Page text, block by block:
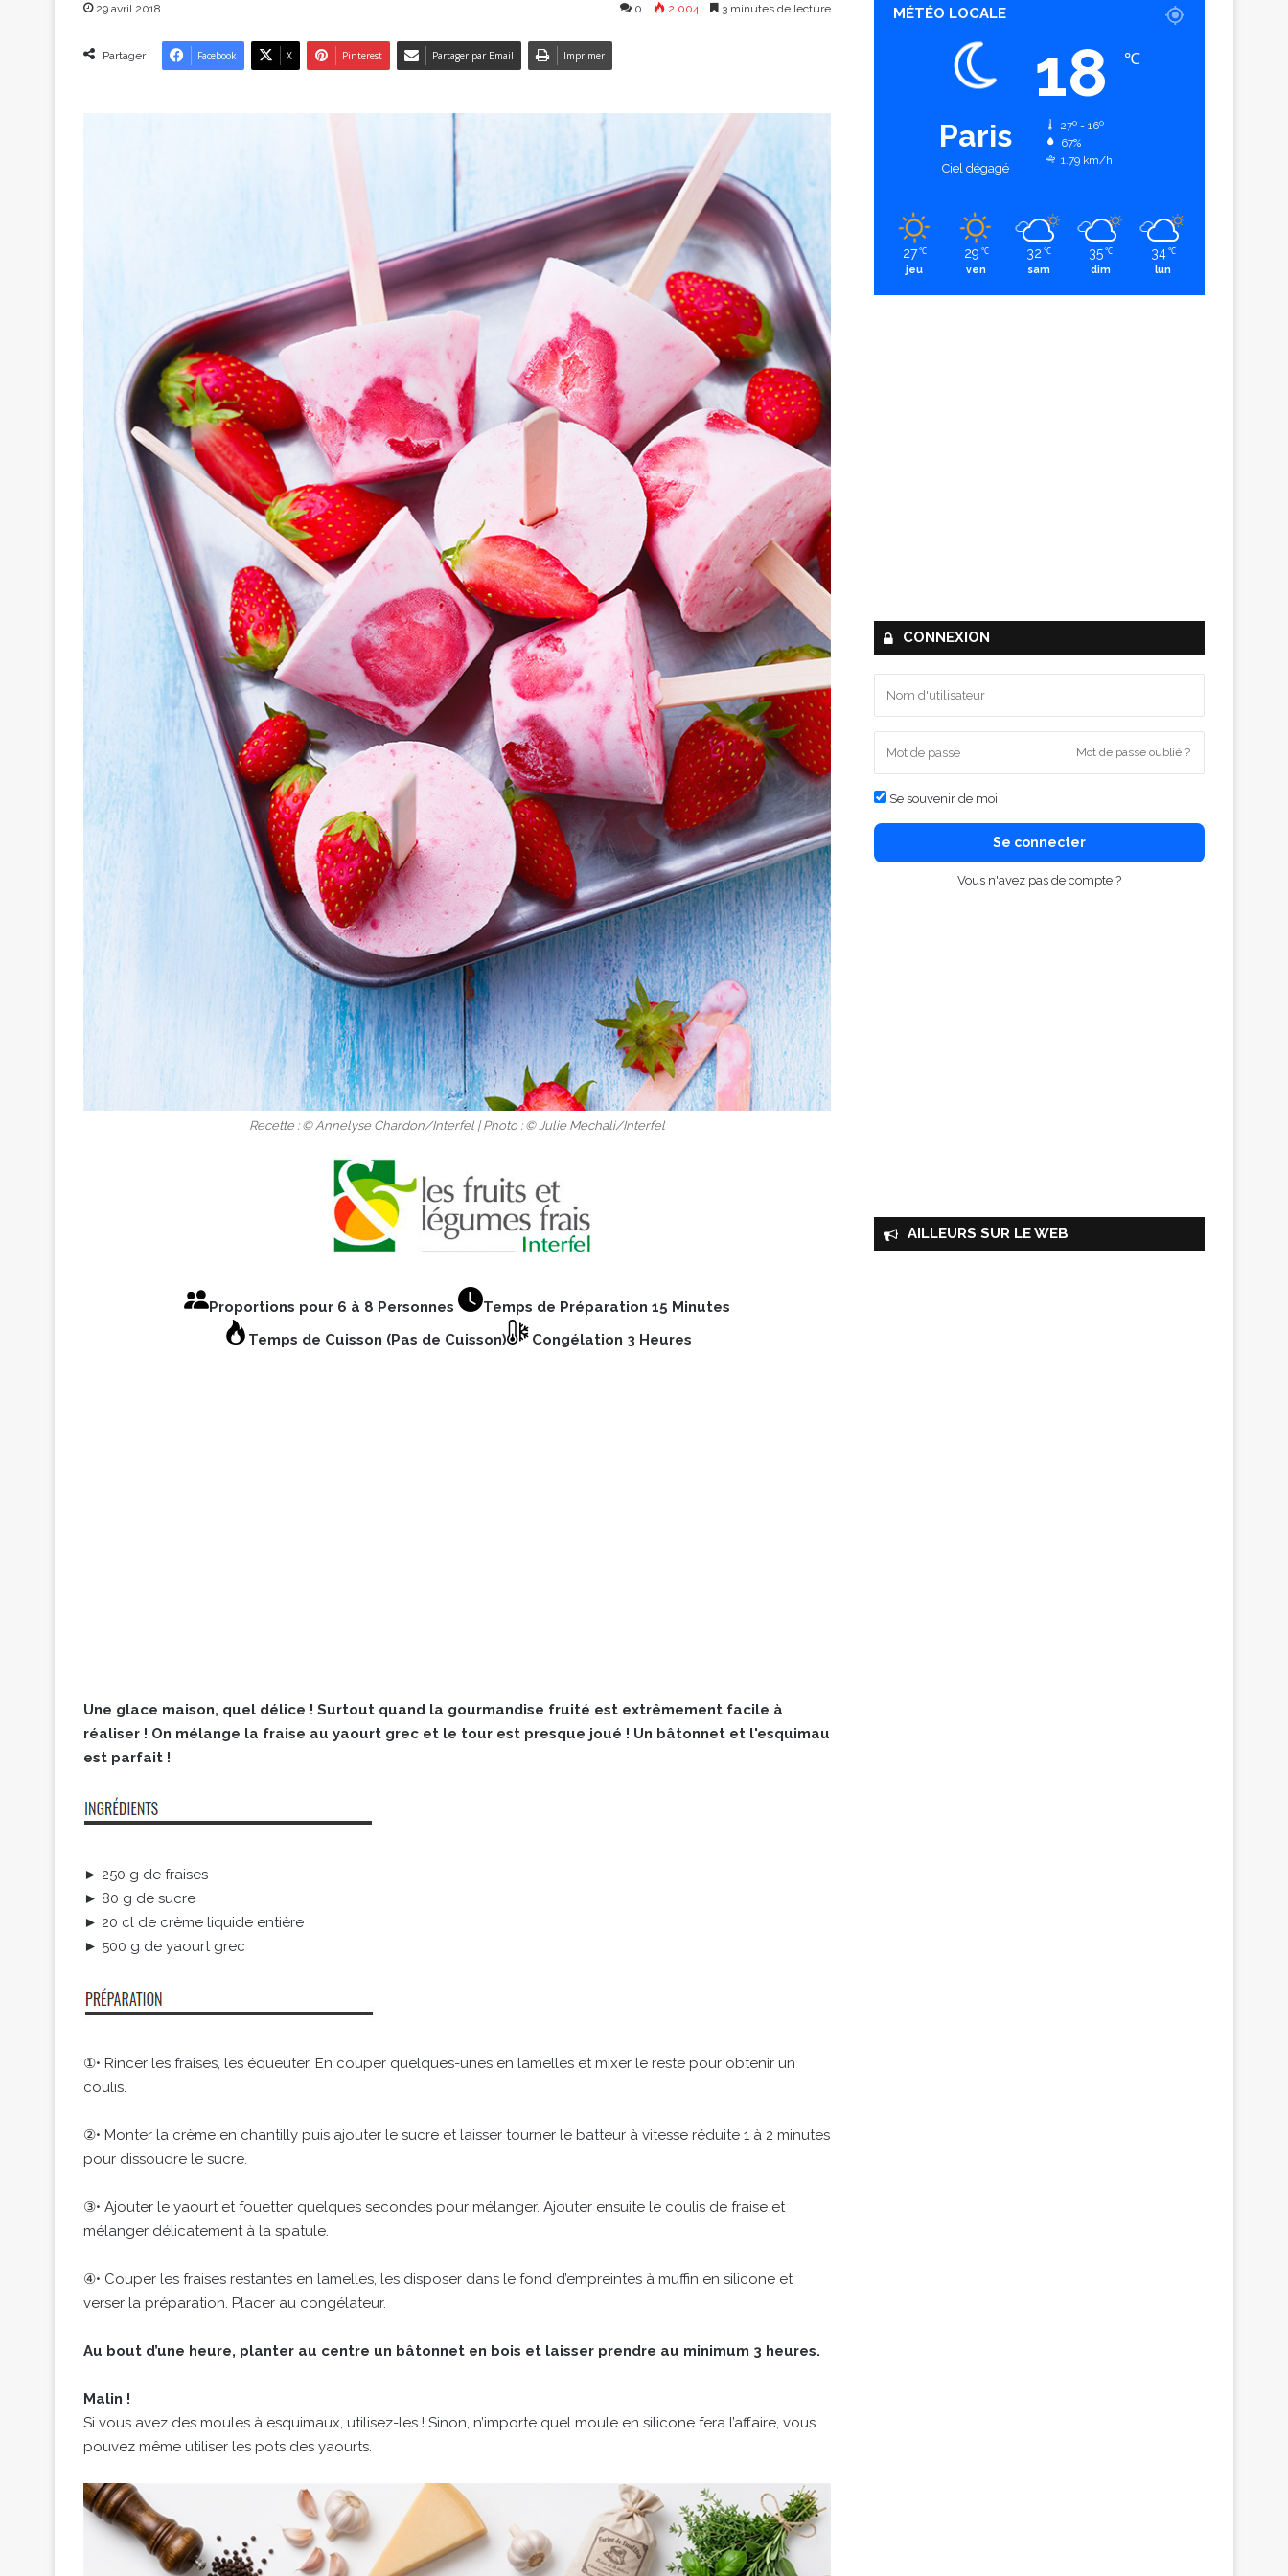
29 avril 2018 0 2 004 3 minutes de lecture
Partager Facebook X Pinterest Partager par Email Imprimer
Recette : © Annelyse Chardon/Interfel | Photo : © Julie Mechali/Interfel
Proportions pour 6 à 8 Personnes
Temps de Préparation 15 Minutes
Temps de Cuisson (Pas de Cuisson)
Congélation 3 Heures
Une glace maison, quel délice ! Surtout quand la gourmandise fruité est extrêmement facile à
réaliser ! On mélange la fraise au yaourt grec et le tour est presque joué ! Un bâtonnet et l'esquimau
est parfait !
► 250 g de fraises
► 80 g de sucre
► 20 cl de crème liquide entière
► 500 g de yaourt grec
①• Rincer les fraises, les équeuter. En couper quelques-unes en lamelles et mixer le reste pour obtenir un
coulis.
②• Monter la crème en chantilly puis ajouter le sucre et laisser tourner le batteur à vitesse réduite 1 à 2 minutes
pour dissoudre le sucre.
③• Ajouter le yaourt et fouetter quelques secondes pour mélanger. Ajouter ensuite le coulis de fraise et
mélanger délicatement à la spatule.
④• Couper les fraises restantes en lamelles, les disposer dans le fond d’empreintes à muffin en silicone et
verser la préparation. Placer au congélateur.
Au bout d’une heure, planter au centre un bâtonnet en bois et laisser prendre au minimum 3 heures.
Malin !
Si vous avez des moules à esquimaux, utilisez-les ! Sinon, n’importe quel moule en silicone fera l’affaire, vous
pouvez même utiliser les pots des yaourts.
MÉTÉO LOCALE
Paris
Ciel dégagé
18 ℃
27º - 16º
67%
1.79 km/h
27 ℃
jeu
29 ℃
ven
32 ℃
sam
35 ℃
dim
34 ℃
lun
CONNEXION
Mot de passe oublié ?
Se souvenir de moi
Se connecter
Vous n'avez pas de compte ?
AILLEURS SUR LE WEB